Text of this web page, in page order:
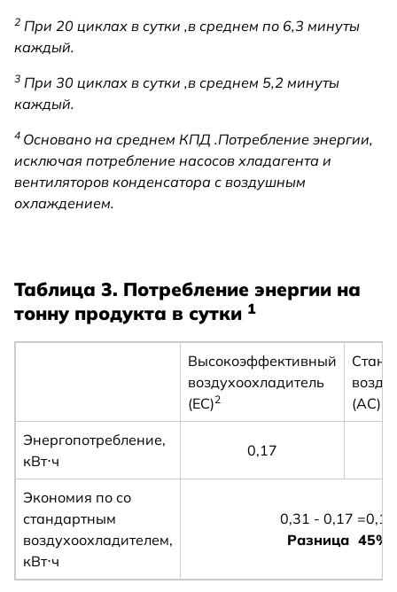
2 При 20 циклах в сутки ,в среднем по 6,3 минуты
каждый.
3 При 30 циклах в сутки ,в среднем 5,2 минуты
каждый.
4 Основано на среднем КПД .Потребление энергии,
исключая потребление насосов хладагента и
вентиляторов конденсатора с воздушным
охлаждением.
Таблица 3. Потребление энергии на
тонну продукта в сутки 1
Высокоэффективный
воздухоохладитель
(EC)2
(AC)
Энергопотребление,
кВт⋅ч
0,17
Экономия по со
стандартным
воздухоохладителем,
кВт⋅ч
0,31 - 0,17 =0,14
Разница 45%